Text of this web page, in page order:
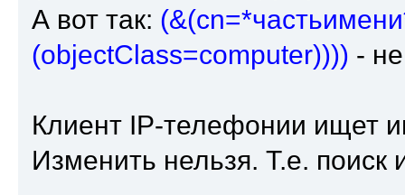
А вот так:
(objectClass=computer)))) -
Клиент IP-телефонии ищет
Изменить нельзя. Т.е. поиск